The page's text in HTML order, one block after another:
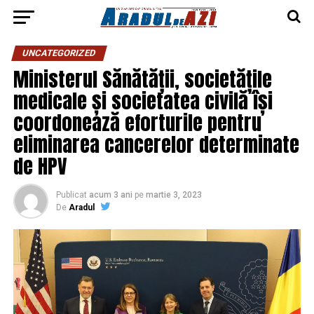
UNCATEGORIZED
Ministerul Sănătății, societățile
medicale și societatea civilă își
coordonează eforturile pentru
eliminarea cancerelor determinate
de HPV
Publicat acum 3 ani pe martie 3, 2023
De Aradul